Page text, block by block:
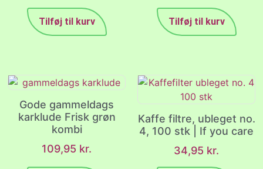
Tilføj til kurv Tilføj til kurv
Gode gammeldags
karklude Frisk grøn
kombi
109,95 kr.
Kaffe filtre, ubleget no.
4, 100 stk | If you care
34,95 kr.